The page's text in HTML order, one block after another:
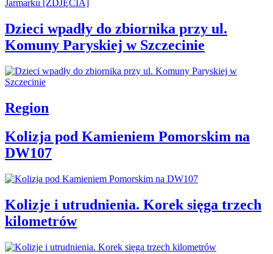
Dzieci wpadły do zbiornika przy ul.
Komuny Paryskiej w Szczecinie
Region
Kolizja pod Kamieniem Pomorskim na
DW107
Kolizje i utrudnienia. Korek sięga trzech
kilometrów